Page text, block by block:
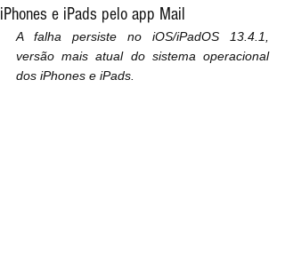
iPhones e iPads pelo app Mail
A falha persiste no iOS/iPadOS 13.4.1,
versão mais atual do sistema operacional
dos iPhones e iPads.